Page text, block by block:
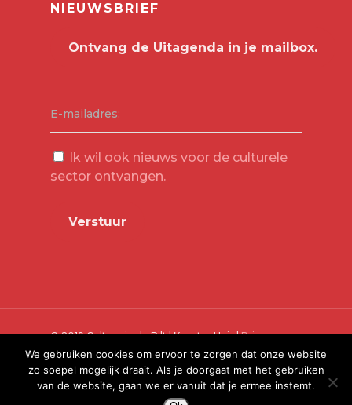
NIEUWSBRIEF
E-mailadres:
Ik wil ook nieuws voor de culturele
sector ontvangen.
© 2019 Cultuur in de Bilt | KunstenHuis |Privacy
Verklaring
We gebruiken cookies om ervoor te zorgen dat onze website
zo soepel mogelijk draait. Als je doorgaat met het gebruiken
van de website, gaan we er vanuit dat je ermee instemt.